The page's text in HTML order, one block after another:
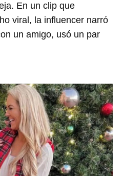
En un clip que
viral, la influencer narró
un amigo, usó un par